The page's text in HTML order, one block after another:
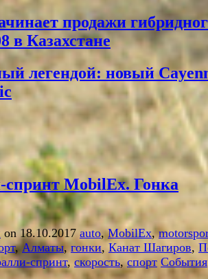
продажи
в Казахстане
легендой: новый
MobilEx. Гонка
on 18.10.2017 auto,MobilEx,
,Алматы, гонки, Канат Шагиров,
спринт, скорость,спорт События